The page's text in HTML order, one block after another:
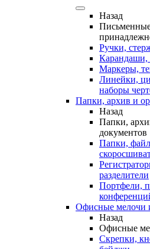
Назад
Ручки,
Карандаши,
Маркеры,
Линейки,
наборы
Папки, архив и
Назад
Папки,
документов
Папки,
разделители
Портфели,
Офисные мелочи
Назад
Офисные
Скрепки,